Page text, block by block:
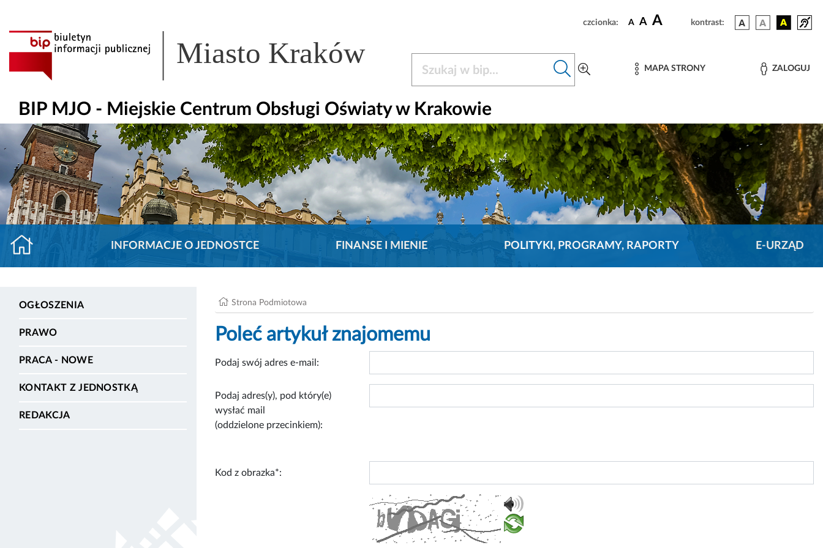
czcionka: A A A kontrast:
Miasto Kraków MAPA STRONY ZALOGUJ
BIP MJO - Miejskie Centrum Obsługi Oświaty w Krakowie
INFORMACJE O JEDNOSTCE FINANSE I MIENIE POLITYKI, PROGRAMY, RAPORTY E-URZĄD
OGŁOSZENIA
PRAWO
PRACA - NOWE
KONTAKT Z JEDNOSTKĄ
REDAKCJA
Strona Podmiotowa
Poleć artykuł znajomemu
Podaj swój adres e-mail:
Podaj adres(y), pod który(e)
wysłać mail
(oddzielone przecinkiem):
Kod z obrazka*: